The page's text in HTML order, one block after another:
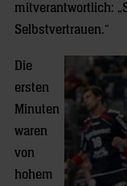
mitverantwortlich:
Selbstvertrauen.“
Die
ersten
Minuten
waren
von
hohem